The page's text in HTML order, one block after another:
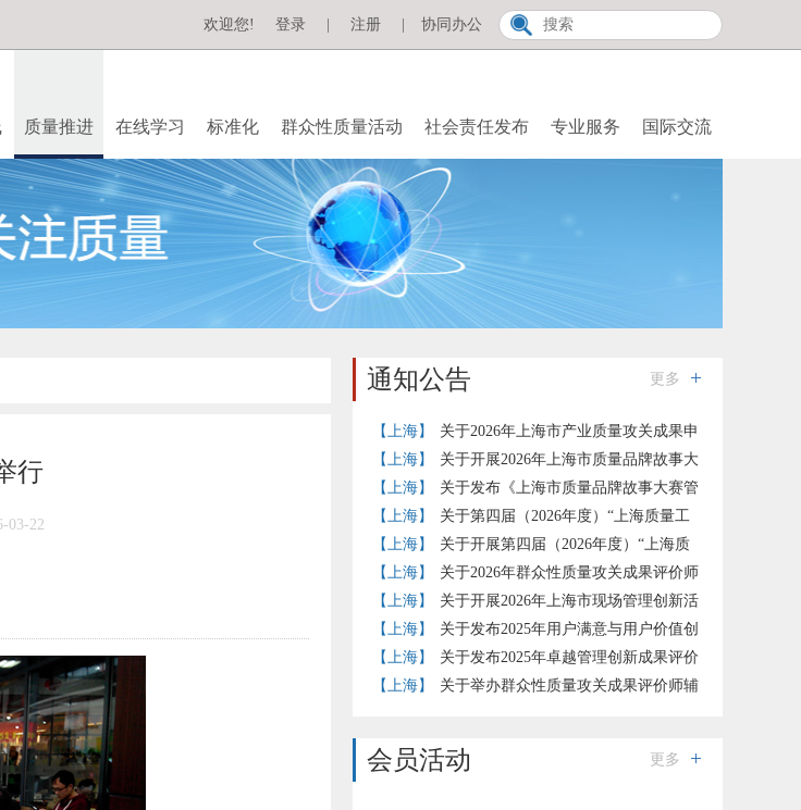
协同办公
欢迎您! 登录 注册
质量推进 在线学习 标准化 群众性质量活动 社会责任发布 专业服务 国际交流
行
03-22
通知公告 更多
【上海】
关于2026年上海市产业质量攻关成果申
报推荐工作的通知
【上海】
关于开展2026年上海市质量品牌故事大
赛的通知
【上海】
关于发布《上海市质量品牌故事大赛管
理办法》（试行）的通知
【上海】
关于第四届（2026年度）“上海质量工
匠”培育工作的补充通知
【上海】
关于开展第四届（2026年度）“上海质
量工匠”培育认定工作的通知
【上海】
关于2026年群众性质量攻关成果评价师
评价结果的公示
【上海】
关于开展2026年上海市现场管理创新活
动的通知
【上海】
关于发布2025年用户满意与用户价值创
新实践评价准则团体标准试点评价结果的通知
【上海】
关于发布2025年卓越管理创新成果评价
结果的通知
【上海】
关于举办群众性质量攻关成果评价师辅
会员活动 更多